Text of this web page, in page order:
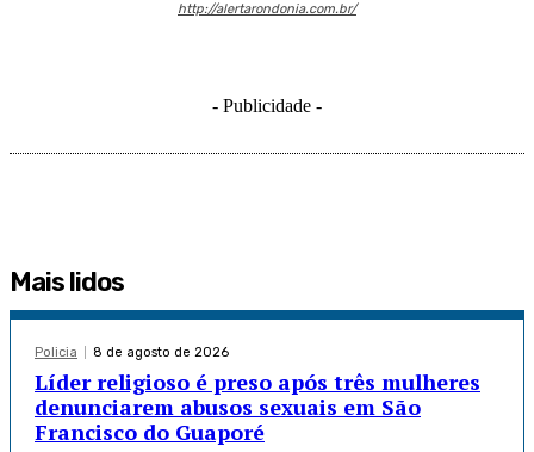
http://alertarondonia.com.br/
- Publicidade -
Mais lidos
Policia 8 de agosto de 2026
Líder religioso é preso após três mulheres
denunciarem abusos sexuais em São
Francisco do Guaporé